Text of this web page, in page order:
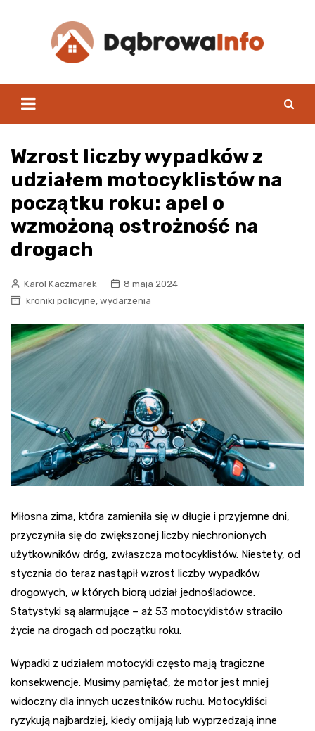
Wzrost liczby wypadków z
udziałem motocyklistów na
początku roku: apel o
wzmożoną ostrożność na
drogach
Karol Kaczmarek
8 maja 2024
kroniki policyjne, wydarzenia
Miłosna zima, która zamieniła się w długie i przyjemne dni,
przyczyniła się do zwiększonej liczby niechronionych
użytkowników dróg, zwłaszcza motocyklistów. Niestety, od
stycznia do teraz nastąpił wzrost liczby wypadków
drogowych, w których biorą udział jednośladowce.
Statystyki są alarmujące – aż 53 motocyklistów straciło
życie na drogach od początku roku.
Wypadki z udziałem motocykli często mają tragiczne
konsekwencje. Musimy pamiętać, że motor jest mniej
widoczny dla innych uczestników ruchu. Motocykliści
ryzykują najbardziej, kiedy omijają lub wyprzedzają inne